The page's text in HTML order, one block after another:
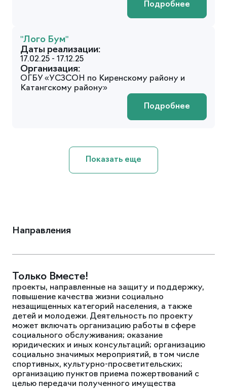
Подробнее
"Лого Бум"
Даты реализации:
17.02.25 - 17.12.25
Организация:
ОГБУ «УСЗСОН по Киренскому району и
Катангскому району»
Подробнее
Показать еще
Направления
Только Вместе!
проекты, направленные на защиту и поддержку,
повышение качества жизни социально
незащищенных категорий населения, а также
детей и молодежи. Деятельность по проекту
может включать организацию работы в сфере
социального обслуживания; оказание
юридических и иных консультаций; организацию
социально значимых мероприятий, в том числе
спортивных, культурно-просветительских;
организацию пунктов приема пожертвований с
целью передачи полученного имущества